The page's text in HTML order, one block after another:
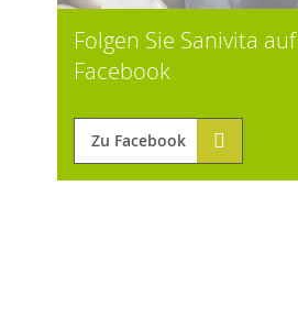
Folgen Sie Sanivita auf
Facebook
Zu Facebook